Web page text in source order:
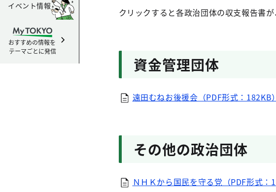
イベント情報
おすすめの情報を
テーマごとに発信
クリックすると各政治団体の収支報告書が
資金管理団体
遠田むねお後援会（PDF形式：182KB）
その他の政治団体
ＮＨＫから国民を守る党（PDF形式：